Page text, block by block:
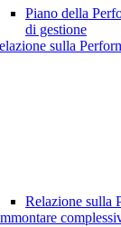
Piano della
di gestione
sulla
Relazione sulla